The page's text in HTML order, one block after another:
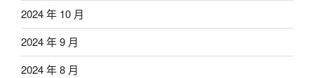
2024 年 10 月
2024 年 9 月
2024 年 8 月